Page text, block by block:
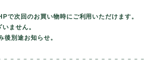
で次回のお買い物時にご利用いただけます。
ません。
別途お知らせ。
－－－－－－－－－－－－－－－－－－－－－－